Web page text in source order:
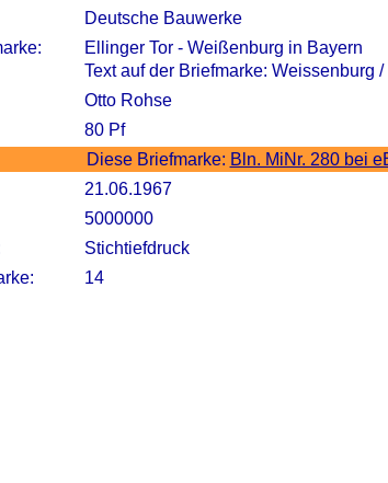
Deutsche Bauwerke
Ellinger Tor - Weißenburg in Bayern
Text auf der Briefmarke: Weissenburg
Otto Rohse
80 Pf
Diese Briefmarke: Bln. MiNr. 280 bei
21.06.1967
5000000
Stichtiefdruck
14